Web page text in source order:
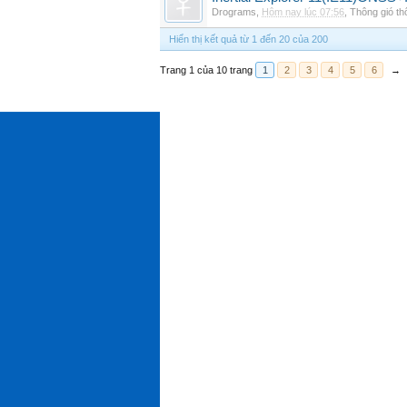
Drograms Hôm nay lúc 07:56 Thông gió
Hiển thị kết quả từ 1 đến 20 của 200
Trang 1 của 10 trang 1 2 3 4 5 6 →